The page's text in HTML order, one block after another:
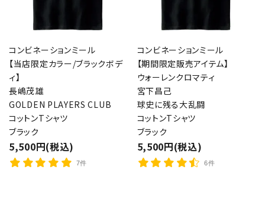
コンビネーションミール
【当店限定カラー/ブラックボデ
ィ】
長嶋茂雄
GOLDEN PLAYERS CLUB
コットンTシャツ
ブラック
5,500円(税込)
7件
コンビネーションミール
【期間限定販売アイテム】
ウォーレンクロマティ
宮下昌己
球史に残る大乱闘
コットンTシャツ
ブラック
5,500円(税込)
6件